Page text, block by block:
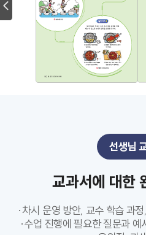
선생님
교과서에 대한
·차시 운영 방안, 교수 학습 과
·수업 진행에 필요한 질문과